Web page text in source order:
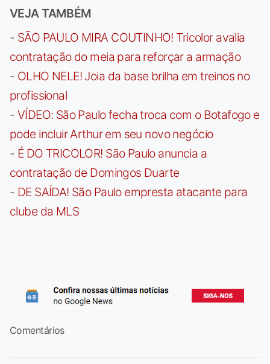
VEJA TAMBÉM
- SÃO PAULO MIRA COUTINHO! Tricolor avalia
contratação do meia para reforçar a armação
- OLHO NELE! Joia da base brilha em treinos no
profissional
- VÍDEO: São Paulo fecha troca com o Botafogo e
pode incluir Arthur em seu novo negócio
- É DO TRICOLOR! São Paulo anuncia a
contratação de Domingos Duarte
- DE SAÍDA! São Paulo empresta atacante para
clube da MLS
Comentários